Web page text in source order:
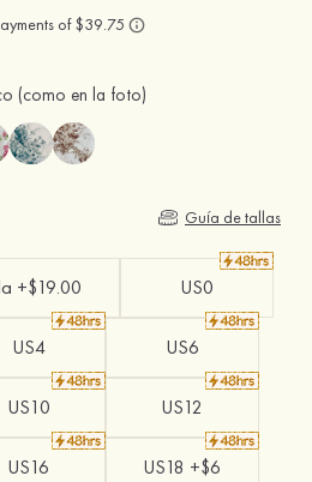
(como en la foto)
Guía de tallas
+$19.00 US0
US4 US6
US10 US12
US16 US18 +$6